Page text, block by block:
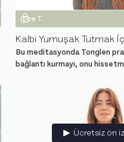
Kalbi Yumuşak Tutmak
Bu meditasyonda Tonglen
bağlantı kurmayı, onu
Ücretsiz ön